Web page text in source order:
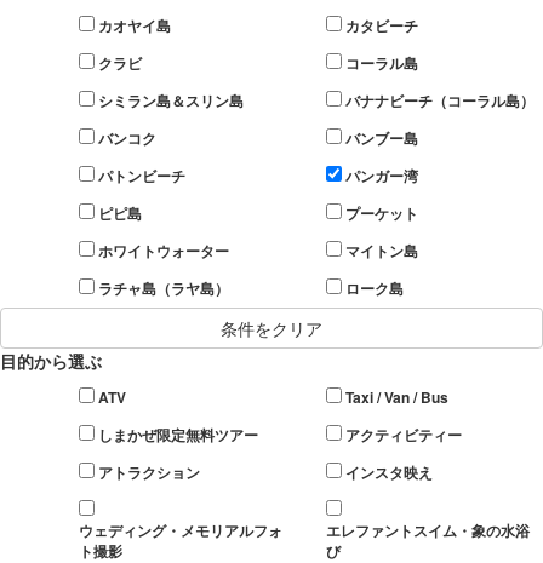
#ジェームズボンド島
カオヤイ島
カタビーチ
クラビ
コーラル島
シミラン島＆スリン島
バナナビーチ（コーラル島）
バンコク
バンブー島
パトンビーチ
パンガー湾
ピピ島
プーケット
ホワイトウォーター
マイトン島
ラチャ島（ラヤ島）
ローク島
条件をクリア
目的から選ぶ
ATV
Taxi / Van / Bus
しまかぜ限定無料ツアー
アクティビティー
アトラクション
インスタ映え
ウェディング・メモリアルフォ
ト撮影
エレファントスイム・象の水浴
び